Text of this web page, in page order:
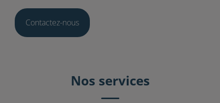
Contactez-nous
Nos services